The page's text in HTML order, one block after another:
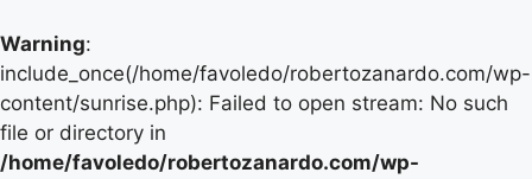
Warning:
include_once(/home/favoledo/robertozanardo.com/wp-
content/sunrise.php): Failed to open stream: No such
file or directory in
/home/favoledo/robertozanardo.com/wp-